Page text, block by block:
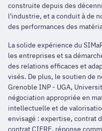
construite depuis des
l'industrie, et a conduit à de
des performances des
La solide expérience du
les entreprises et sa
des relations efficaces et
visés. De plus, le soutien de
Grenoble INP - UGA,
négociation appropriée en
intellectuelle et de
envisagé : expertise, contrat
contrat CIFRE, réponse